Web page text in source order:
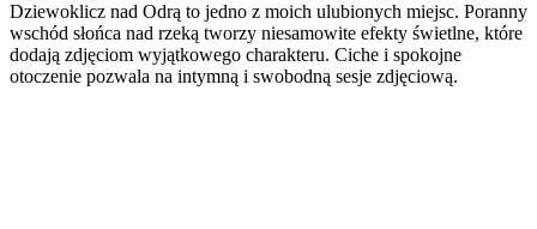
Dziewoklicz nad Odrą to jedno z moich ulubionych miejsc. Poranny
wschód słońca nad rzeką tworzy niesamowite efekty świetlne, które
dodają zdjęciom wyjątkowego charakteru. Ciche i spokojne
otoczenie pozwala na intymną i swobodną sesje zdjęciową.